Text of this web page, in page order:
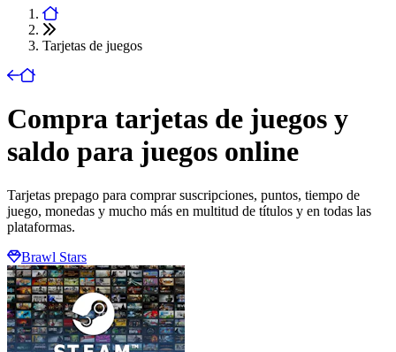
Tarjetas de juegos
Compra tarjetas de juegos y
saldo para juegos online
Tarjetas prepago para comprar suscripciones, puntos, tiempo de
juego, monedas y mucho más en multitud de títulos y en todas las
plataformas.
Brawl Stars